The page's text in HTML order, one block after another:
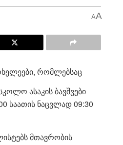
AA
რომლებსაც
ასაკის ბავშვები
საათის ნაცვლად 09:30
მთავრობის